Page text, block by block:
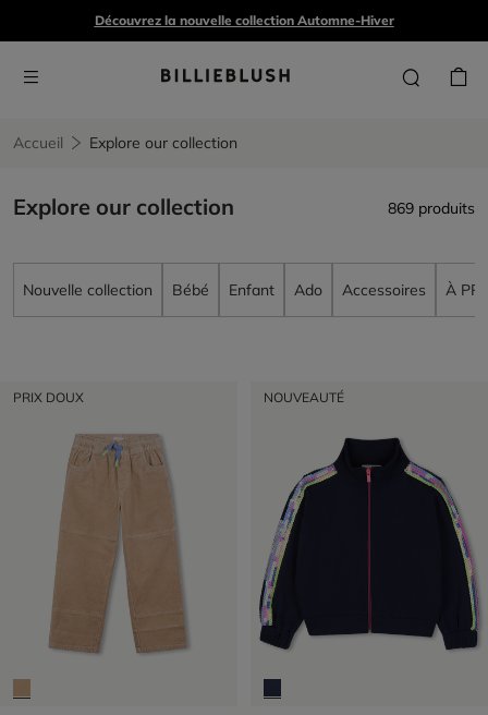
Découvrez la nouvelle collection Automne-Hiver
Accueil Explore our collection
Explore our collection 869 produits
Nouvelle collection Bébé Enfant Ado Accessoires À
PRIX DOUX NOUVEAUTÉ